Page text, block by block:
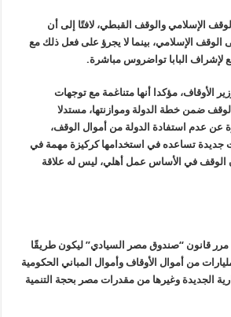
الوقف الإسلامي والوقف القبطي، لافتًا إلى أن
الإسلامي، بينما لا يجرؤ على فعل ذلك مع
لإشراف البابا تواضروس مباشرة.
الأوقاف، مؤكدا أنها متناغمة مع توجهات
ضمن خطة الدولة وموازنتها، مستدلا
عن عدم استفادة الدولة من أموال الوقف،
جديدة تساعده في استخدامها كركيزة مهمة في
الوقف في الأساس عمل أهلي، ليس له علاقة
مرر قانون “صندوق مصر السيادي” ليكون طريقًا
من أموال الأوقاف وأموال المباني الحكومية
الجديدة وغيرها من مقدرات مصر بحجة التنمية